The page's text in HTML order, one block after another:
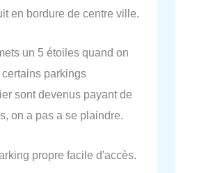
en bordure de centre ville.
un 5 étoiles quand on
parkings
sont devenus payant de
on a pas a se plaindre.
propre facile d'accès.